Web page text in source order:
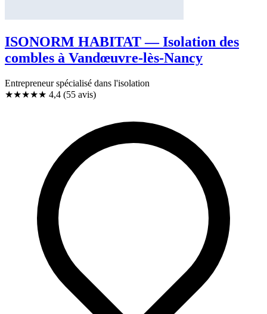
ISONORM HABITAT — Isolation des
combles à Vandœuvre-lès-Nancy
Entrepreneur spécialisé dans l'isolation
★★★★★ 4,4 (55 avis)